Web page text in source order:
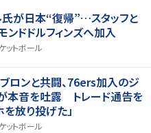
氏が日本“復帰”…スタッフと
ンドドルフィンズへ加入
ットボール
ブロンと共闘、76ers加入のジ
が本音を吐露 トレード通告を
放り投げた」
ットボール